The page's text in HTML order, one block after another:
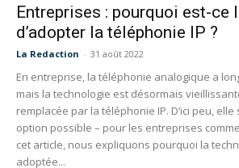
Entreprises : pourquoi est-ce
d’adopter la téléphonie IP ?
La Redaction - 31 août 2022
En entreprise, la téléphonie analogique a
mais la technologie est désormais
remplacée par la téléphonie IP. D’ici peu,
option possible – pour les entreprises
cet article, nous expliquons pourquoi la
adoptée...